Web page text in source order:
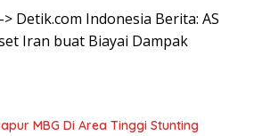
Detik.com Indonesia Berita: AS
Iran buat Biayai Dampak
MBG Di Area Tinggi Stunting